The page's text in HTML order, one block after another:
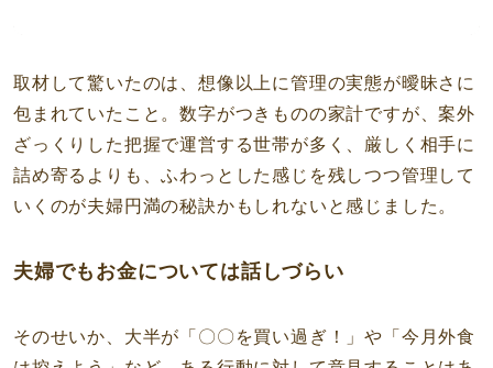
取材して驚いたのは、想像以上に管理の実態が曖昧さに
包まれていたこと。数字がつきものの家計ですが、案外
ざっくりした把握で運営する世帯が多く、厳しく相手に
詰め寄るよりも、ふわっとした感じを残しつつ管理して
いくのが夫婦円満の秘訣かもしれないと感じました。
夫婦でもお金については話しづらい
そのせいか、大半が「〇〇を買い過ぎ！」や「今月外食